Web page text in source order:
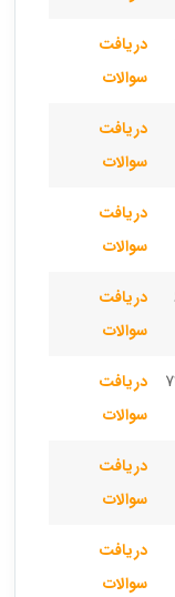
دریافت
سوالات
دریافت
سوالات
دریافت
سوالات
دریافت
سوالات
دریافت
سوالات
دریافت
سوالات
دریافت
سوالات